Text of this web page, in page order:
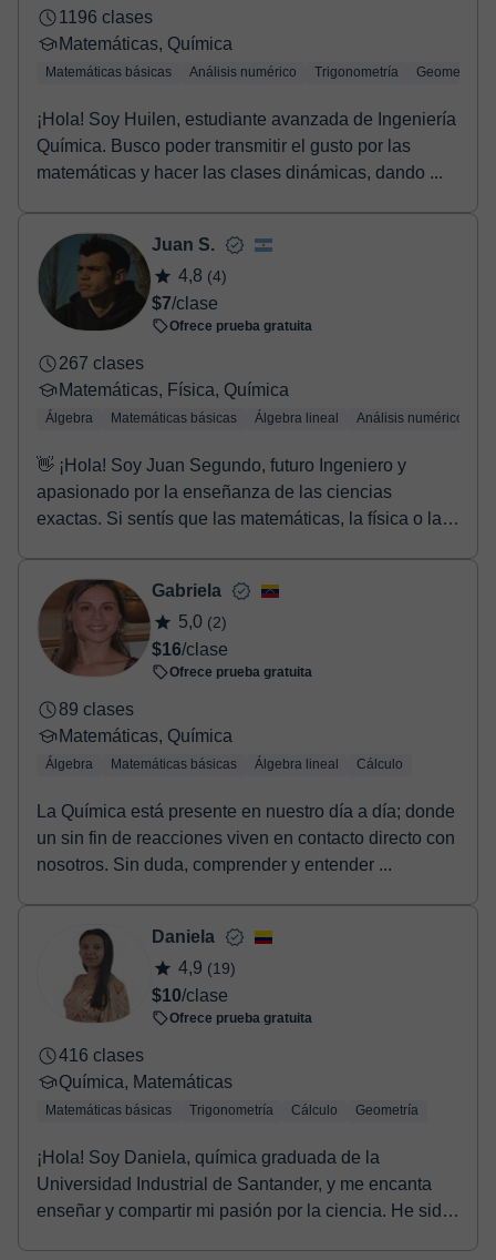
1196 clases
Matemáticas, Química
Matemáticas básicas Análisis numérico Trigonometría Geometría
¡Hola! Soy Huilen, estudiante avanzada de Ingeniería
Química. Busco poder transmitir el gusto por las
matemáticas y hacer las clases dinámicas, dando ...
Juan S.
4,8 (4)
$7/clase
Ofrece prueba gratuita
267 clases
Matemáticas, Física, Química
Álgebra Matemáticas básicas Álgebra lineal Análisis numérico
👋 ¡Hola! Soy Juan Segundo, futuro Ingeniero y
apasionado por la enseñanza de las ciencias
exactas. Si sentís que las matemáticas, la física o la
Gabriela
5,0 (2)
$16/clase
Ofrece prueba gratuita
89 clases
Matemáticas, Química
Álgebra Matemáticas básicas Álgebra lineal Cálculo
La Química está presente en nuestro día a día; donde
un sin fin de reacciones viven en contacto directo con
nosotros. Sin duda, comprender y entender ...
Daniela
4,9 (19)
$10/clase
Ofrece prueba gratuita
416 clases
Química, Matemáticas
Matemáticas básicas Trigonometría Cálculo Geometría
¡Hola! Soy Daniela, química graduada de la
Universidad Industrial de Santander, y me encanta
enseñar y compartir mi pasión por la ciencia. He sido